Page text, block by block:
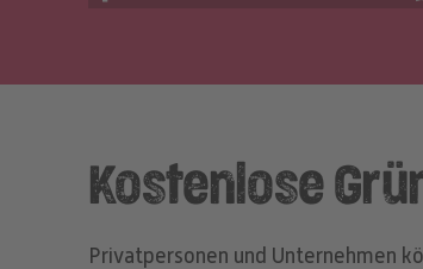
Kostenlose
Privatpersonen und Unternehmen